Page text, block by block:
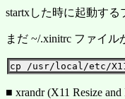
startxした時に起動する
まだ ~/.xinitrc ファイ
■ xrandr (X11 Resize